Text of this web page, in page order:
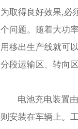
为取得良好效果,必
个问题。随着大功
用移出生产线就可
分段运输区、转向
电池充电装置由
则安装在车辆上。